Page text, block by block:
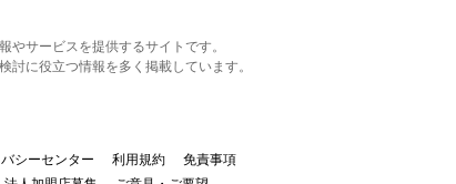
サービスを提供するサイトです。
に役立つ情報を多く掲載しています。
シーセンター 利用規約
免責事項